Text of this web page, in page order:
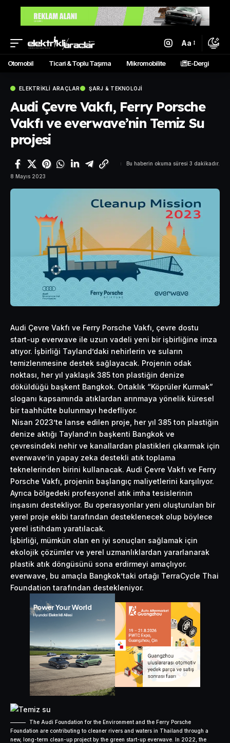
Aa
Otomobil Ticari & Toplu Taşıma Mikromobilite E-Dergi
ELEKTRIKLI ARAÇLAR ŞARJ & TEKNOLOJI
Audi Çevre Vakfı, Ferry Porsche
Vakfı ve everwave’nin Temiz Su
projesi
8 Mayıs 2023
Bu haberin okuma süresi 3 dakikadır.
Audi Çevre Vakfı ve Ferry Porsche Vakfı, çevre dostu
start-up everwave ile uzun vadeli yeni bir işbirliğine imza
atıyor. İşbirliği Tayland’daki nehirlerin ve suların
temizlenmesine destek sağlayacak. Projenin odak
noktası, her yıl yaklaşık 385 ton plastiğin denize
döküldüğü başkent Bangkok. Ortaklık “Köprüler Kurmak”
sloganı kapsamında atıklardan arınmaya yönelik küresel
bir taahhütte bulunmayı hedefliyor.
Nisan 2023’te lanse edilen proje, her yıl 385 ton plastiğin
denize aktığı Tayland’ın başkenti Bangkok ve
çevresindeki nehir ve kanallardan plastikleri çıkarmak için
everwave’in yapay zeka destekli atık toplama
teknelerinden birini kullanacak. Audi Çevre Vakfı ve Ferry
Porsche Vakfı, projenin başlangıç maliyetlerini karşılıyor.
Ayrıca bölgedeki profesyonel atık imha tesislerinin
inşasını destekliyor. Bu operasyonlar yeni oluşturulan bir
yerel proje ekibi tarafından desteklenecek olup böylece
yerel istihdam yaratılacak.
İşbirliği, mümkün olan en iyi sonuçları sağlamak için
ekolojik çözümler ve yerel uzmanlıklardan yararlanarak
plastik atık döngüsünü sona erdirmeyi amaçlıyor.
everwave, bu amaçla Bangkok’taki ortağı TerraCycle Thai
Foundation tarafından destekleniyor.
The Audi Foundation for the Environment and the Ferry Porsche
Foundation are contributing to cleaner rivers and waters in Thailand through a
new, long-term clean-up project by the green start-up everwave. In 2022, the